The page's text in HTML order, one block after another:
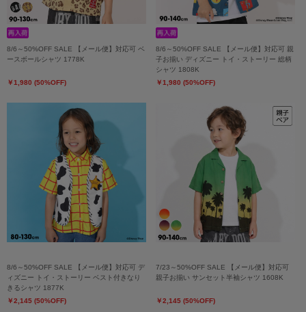
8/6～50%OFF SALE 【メール便】対応可 ベ
ースボールシャツ 1778K
￥1,980 (50%OFF)
8/6～50%OFF SALE 【メール便】対応可 親
子お揃い ディズニー トイ・ストーリー 総柄
シャツ 1808K
￥1,980 (50%OFF)
8/6～50%OFF SALE 【メール便】対応可 デ
ィズニー トイ・ストーリー ベスト付きなり
きるシャツ 1877K
￥2,145 (50%OFF)
7/23～50%OFF SALE 【メール便】対応可
親子お揃い サンセット半袖シャツ 1608K
￥2,145 (50%OFF)